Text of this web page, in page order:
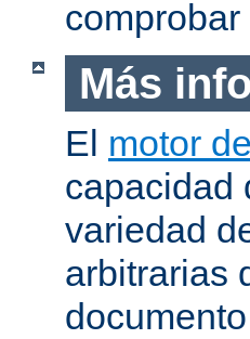
Más
El motor
capacidad
variedad
arbitrarias